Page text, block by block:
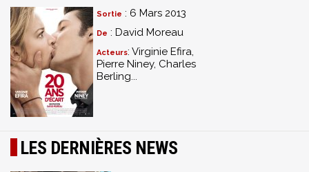
Sortie : 6 Mars 2013
De : David Moreau
Acteurs: Virginie Efira,
Pierre Niney, Charles
Berling...
LES DERNIÈRES NEWS